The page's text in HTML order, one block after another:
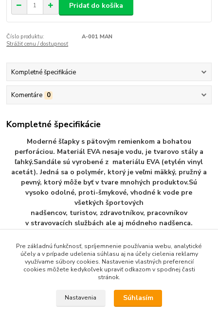
Pridať do košíka
Číslo produktu:
A-001 MAN
Strážiť cenu / dostupnosť
Kompletné špecifikácie
Komentáre 0
Kompletné špecifikácie
Moderné šľapky s pätovým remienkom a bohatou
perforáciou. Materiál EVA nesaje vodu, je tvarovo stály a
ľahký.Sandále sú vyrobené z materiálu EVA (etylén vinyl
acetát). Jedná sa o polymér, ktorý je veľmi mäkký, pružný a
pevný, ktorý môže byť v tvare mnohých produktov.Sú
vysoko odolné, proti-šmykové, vhodné k vode pre
všetkých športových
nadšencov, turistov, zdravotníkov, pracovníkov
v stravovacích službách ale aj módneho nadšenca.
Tovar zaradený v kategóriách
Pre základnú funkčnosť, spríjemnenie používania webu, analytické
účely a v prípade udelenia súhlasu aj na účely cielenia reklamy
využívame súbory cookies. Nastavenie vlastných preferencií
cookies môžete kedykoľvek upraviť odkazom v spodnej časti
stránok.
Nastavenia Súhlasím